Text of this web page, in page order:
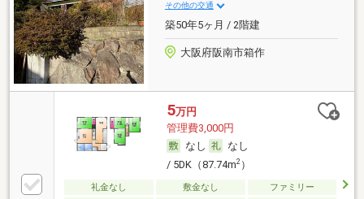
その他の交通
築50年5ヶ月 / 2階建
大阪府阪南市箱作
5万円
管理費3,000円
なし
なし
/ 5DK（87.74m2）
礼金なし 敷金なし
ファミリー